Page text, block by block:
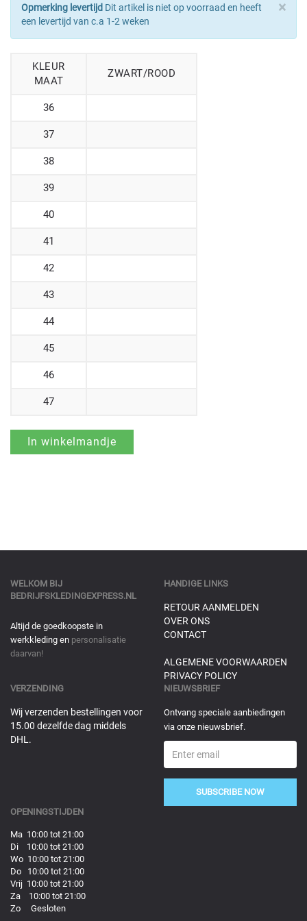
×
Opmerking levertijd Dit artikel is niet op voorraad en heeft
een levertijd van c.a 1-2 weken
KLEUR
MAAT
ZWART/ROOD
36
37
38
39
40
41
42
43
44
45
46
47
WELKOM BIJ
BEDRIJFSKLEDINGEXPRESS.NL
Altijd de goedkoopste in
werkkleding en personalisatie
daarvan!
HANDIGE LINKS
RETOUR AANMELDEN
OVER ONS
CONTACT
ALGEMENE VOORWAARDEN
PRIVACY POLICY
VERZENDING
Wij verzenden bestellingen voor
15.00 dezelfde dag middels
DHL.
NIEUWSBRIEF
Ontvang speciale aanbiedingen
via onze nieuwsbrief.
SUBSCRIBE NOW
OPENINGSTIJDEN
Ma 10:00 tot 21:00
Di 10:00 tot 21:00
Wo 10:00 tot 21:00
Do 10:00 tot 21:00
Vrij 10:00 tot 21:00
Za 10:00 tot 21:00
Zo Gesloten